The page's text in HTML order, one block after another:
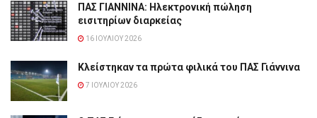
ΠΑΣ ΓΙΑΝΝΙΝΑ: Hλεκτρονική πώληση
εισιτηρίων διαρκείας
16 ΙΟΥΛΊΟΥ 2026
Κλείστηκαν τα πρώτα φιλικά του ΠΑΣ Γιάννινα
7 ΙΟΥΛΊΟΥ 2026